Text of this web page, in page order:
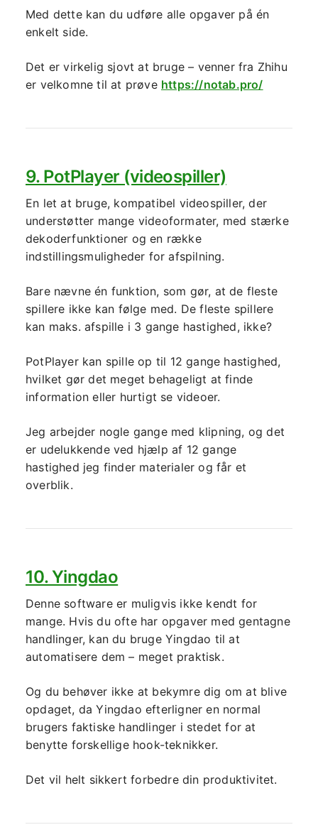
Med dette kan du udføre alle opgaver på én
enkelt side.
Det er virkelig sjovt at bruge – venner fra Zhihu
er velkomne til at prøve https://notab.pro/
9. PotPlayer (videospiller)
En let at bruge, kompatibel videospiller, der
understøtter mange videoformater, med stærke
dekoderfunktioner og en række
indstillingsmuligheder for afspilning.
Bare nævne én funktion, som gør, at de fleste
spillere ikke kan følge med. De fleste spillere
kan maks. afspille i 3 gange hastighed, ikke?
PotPlayer kan spille op til 12 gange hastighed,
hvilket gør det meget behageligt at finde
information eller hurtigt se videoer.
Jeg arbejder nogle gange med klipning, og det
er udelukkende ved hjælp af 12 gange
hastighed jeg finder materialer og får et
overblik.
10. Yingdao
Denne software er muligvis ikke kendt for
mange. Hvis du ofte har opgaver med gentagne
handlinger, kan du bruge Yingdao til at
automatisere dem – meget praktisk.
Og du behøver ikke at bekymre dig om at blive
opdaget, da Yingdao efterligner en normal
brugers faktiske handlinger i stedet for at
benytte forskellige hook-teknikker.
Det vil helt sikkert forbedre din produktivitet.